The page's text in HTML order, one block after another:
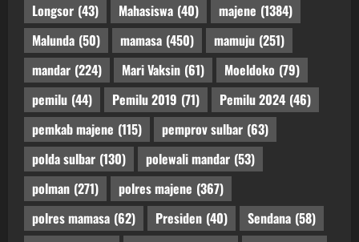
Longsor (43) Mahasiswa (40) majene (1384)
Malunda (50) mamasa (450) mamuju (251)
mandar (224) Mari Vaksin (61) Moeldoko (79)
pemilu (44) Pemilu 2019 (71) Pemilu 2024 (46)
pemkab majene (115) pemprov sulbar (63)
polda sulbar (130) polewali mandar (53)
polman (271) polres majene (367)
polres mamasa (62) Presiden (40) Sendana (58)